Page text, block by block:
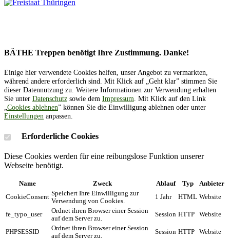
BÄTHE Treppen benötigt Ihre Zustimmung. Danke!
Einige hier verwendete Cookies helfen, unser Angebot zu vermarkten,
während andere erforderlich sind. Mit Klick auf „Geht klar” stimmen Sie
dieser Datennutzung zu. Weitere Informationen zur Verwendung erhalten
Sie unter Datenschutz sowie dem Impressum. Mit Klick auf den Link
„Cookies ablehnen” können Sie die Einwilligung ablehnen oder unter
Einstellungen anpassen.
Erforderliche Cookies
Diese Cookies werden für eine reibungslose Funktion unserer
Webseite benötigt.
Name Zweck Ablauf Typ
Anbieter
CookieConsent Speichert Ihre Einwilligung zur
Verwendung von Cookies.
1 Jahr HTML Website
fe_typo_user
Ordnet ihren Browser einer Session
auf dem Server zu.
Session HTTP Website
PHPSESSID
Ordnet ihren Browser einer Session
auf dem Server zu.
Session HTTP Website